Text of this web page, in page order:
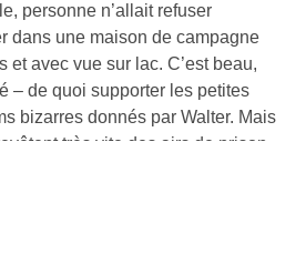
personne n’allait refuser
dans une maison de campagne
et avec vue sur lac. C’est beau,
– de quoi supporter les petites
bizarres donnés par Walter. Mais
très vite des airs de prison